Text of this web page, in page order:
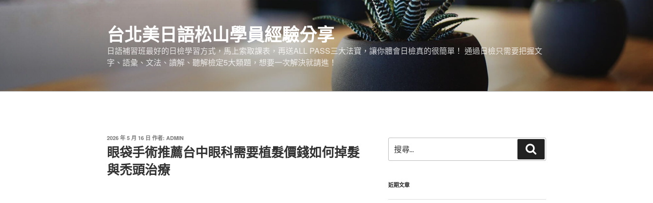
跳
台北美日語松山學員經驗分享
日語補習班最好的日檢學習方式，馬上索取課表，再送ALL PASS三大法寶，讓你體會日檢真的很簡單！ 通過日檢只需要把握文
字、語彙、文法、讀解、聽解檢定5大類題，想要一次解決就請進！
發
佈
於
2026 年 5 月 16 日 作者: ADMIN
眼袋手術推薦台中眼科需要植髮價錢如何掉髮
與禿頭治療
尋
關
字:
尋
近期文章